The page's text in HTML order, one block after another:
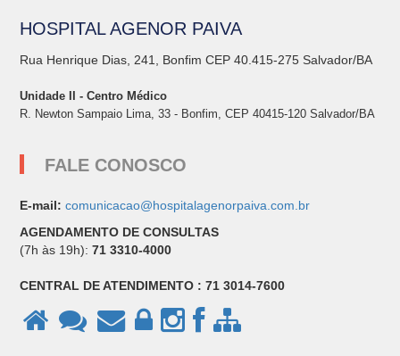
HOSPITAL AGENOR PAIVA
Rua Henrique Dias, 241, Bonfim CEP 40.415-275 Salvador/BA
Unidade II - Centro Médico
R. Newton Sampaio Lima, 33 - Bonfim, CEP 40415-120 Salvador/BA
FALE CONOSCO
E-mail: comunicacao@hospitalagenorpaiva.com.br
AGENDAMENTO DE CONSULTAS
(7h às 19h):71 3310-4000
CENTRAL DE ATENDIMENTO : 71 3014-7600